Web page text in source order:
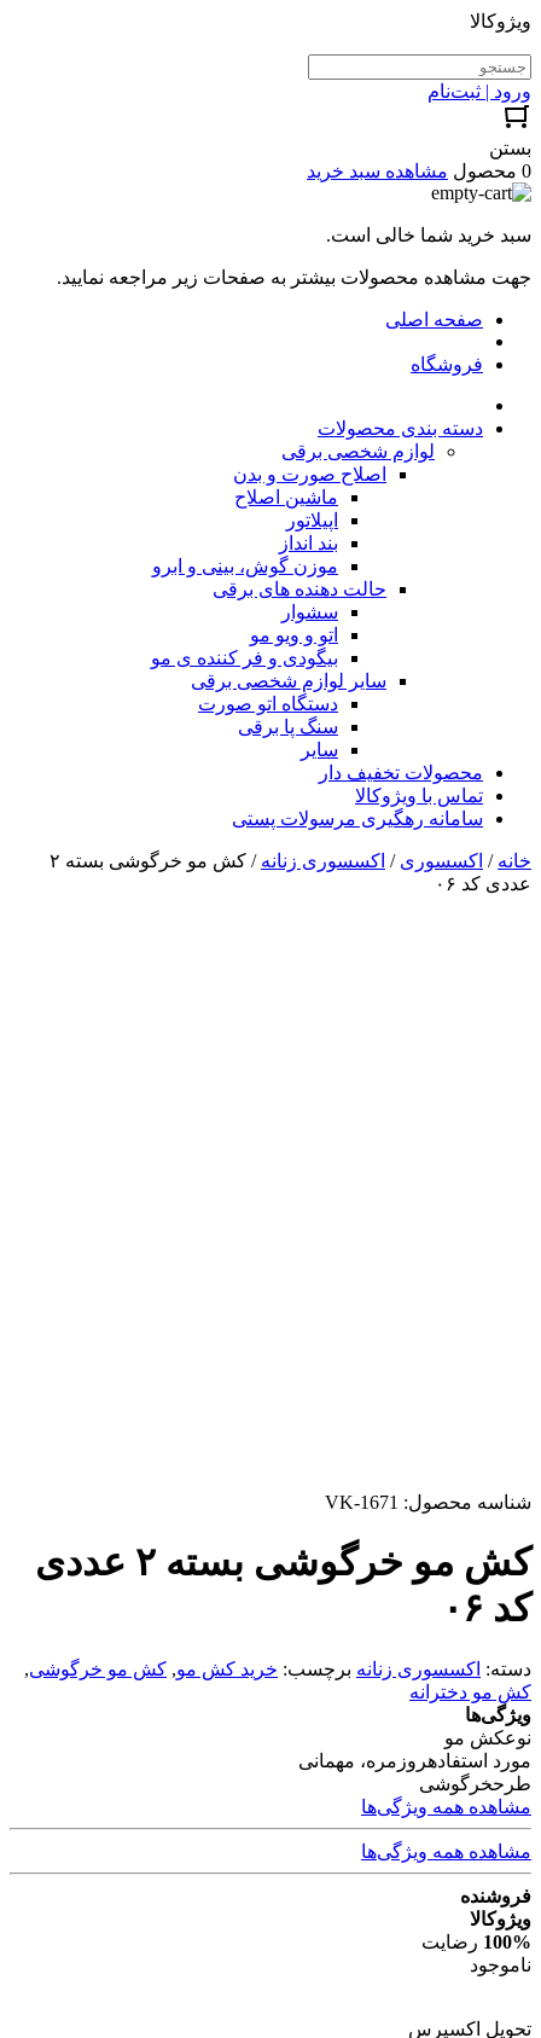
ویژوکالا
ورود | ثبت‌نام
بستن
0 محصول
مشاهده سبد خرید
سبد خرید شما خالی است.
جهت مشاهده محصولات بیشتر به صفحات زیر مراجعه نمایید.
صفحه اصلی
فروشگاه
دسته بندی محصولات
لوازم شخصی برقی
اصلاح صورت و بدن
ماشین اصلاح
اپیلاتور
بند انداز
موزن گوش، بینی و ابرو
حالت دهنده های برقی
سشوار
اتو و ویو مو
بیگودی و فر کننده ی مو
سایر لوازم شخصی برقی
دستگاه اتو صورت
سنگ پا برقی
سایر
محصولات تخفیف دار
تماس با ویژوکالا
سامانه رهگیری مرسولات پستی
خانه / اکسسوری / اکسسوری زنانه
/ کش مو خرگوشی بسته ۲
عددی کد ۰۶
شناسه محصول: VK-1671
کش مو خرگوشی بسته ۲ عددی
کد ۰۶
دسته: اکسسوری زنانه برچسب: خرید کش مو, کش مو خرگوشی,
کش مو دخترانه
ویژگی‌ها
نوعکش مو
مورد استفادهروزمره، مهمانی
طرحخرگوشی
مشاهده همه ویژگی‌ها
مشاهده همه ویژگی‌ها
فروشنده
ویژوکالا
100% رضایت
ناموجود
تحویل اکسپرس